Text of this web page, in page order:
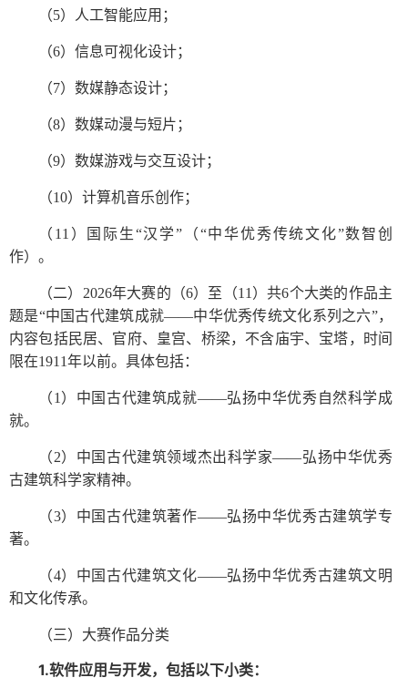
（5）人工智能应用；
（6）信息可视化设计；
（7）数媒静态设计；
（8）数媒动漫与短片；
（9）数媒游戏与交互设计；
（10）计算机音乐创作；
（ 11）国际生“汉学”（“中华优秀传统文化”数智创
作）。
（二） 2026年大赛的（6）至（11）共6个大类的作品主
题是“中国古代建筑成就——中华优秀传统文化系列之六”，
内容包括民居、官府、皇宫、桥梁，不含庙宇、宝塔，时间
限在1911年以前。具体包括：
（1）中国古代建筑成就——弘扬中华优秀自然科学成
就。
（2）中国古代建筑领域杰出科学家——弘扬中华优秀
古建筑科学家精神。
（3）中国古代建筑著作——弘扬中华优秀古建筑学专
著。
（4）中国古代建筑文化——弘扬中华优秀古建筑文明
和文化传承。
（三）大赛作品分类
1.软件应用与开发，包括以下小类：